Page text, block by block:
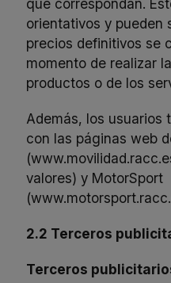
que correspondan.
orientativos y pueden
precios definitivos se
momento de realizar
productos o de los
Además, los usuarios
con las páginas web
(
valores) y MotorSport
(
2.2 Terceros
Terceros